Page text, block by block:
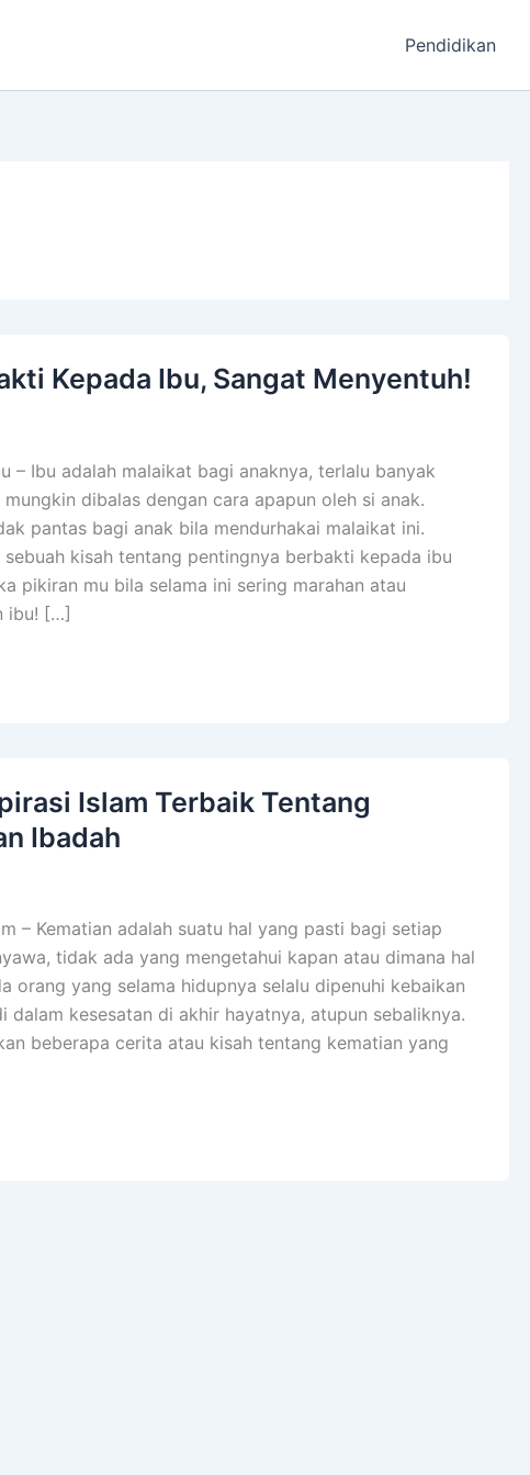
Pendidikan
Kepada Ibu, Sangat Menyentuh!
– Ibu adalah malaikat bagi anaknya, terlalu banyak
dibalas dengan cara apapun oleh si anak.
pantas bagi anak bila mendurhakai malaikat ini.
sebuah kisah tentang pentingnya berbakti kepada ibu
pikiran mu bila selama ini sering marahan atau
ibu! […]
Islam Terbaik Tentang
Ibadah
– Kematian adalah suatu hal yang pasti bagi setiap
tidak ada yang mengetahui kapan atau dimana hal
orang yang selama hidupnya selalu dipenuhi kebaikan
dalam kesesatan di akhir hayatnya, atupun sebaliknya.
beberapa cerita atau kisah tentang kematian yang